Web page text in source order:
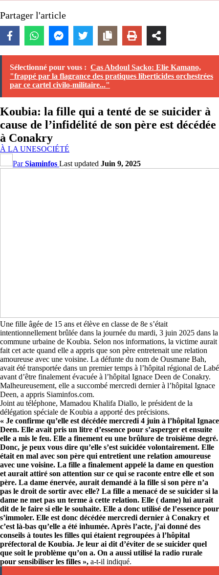
Partager l'article
Sélectionné pour vous : Cas Abdoul Sacko: Elie Kamano,
"frappé par la flagrance des pratiques liberticides orchestrées
par ce cartel civilo-militaire..."
Koubia: la fille qui a tenté de se suicider à
cause de l’infidélité de son père est décédée
à Conakry
À LA UNESOCIÉTÉ
ParSiaminfos Last updated Juin 9, 2025
Une fille âgée de 15 ans et élève en classe de 8e s’était
intentionnellement brûlée dans la journée du mardi, 3 juin 2025 dans la
commune urbaine de Koubia. Selon nos informations, la victime aurait
fait cet acte quand elle a appris que son père entretenait une relation
amoureuse avec une voisine. La défunte du nom de Ousmane Bah,
avait été transportée dans un premier temps à l’hôpital régional de Labé
avant d’être finalement évacuée à l’hôpital Ignace Deen de Conakry.
Malheureusement, elle a succombé mercredi dernier à l’hôpital Ignace
Deen, a appris Siaminfos.com.
Joint au téléphone, Mamadou Khalifa Diallo, le président de la
délégation spéciale de Koubia a apporté des précisions.
« Je confirme qu’elle est décédée mercredi 4 juin à l’hôpital Ignace
Deen. Elle avait pris un litre d’essence pour s’asperger et ensuite
elle a mis le feu. Elle a finement eu une brûlure de troisième degré.
Donc, je peux vous dire qu’elle s’est suicidée volontairement. Elle
était en mal avec son père qui entretient une relation amoureuse
avec une voisine. La fille a finalement appelé la dame en question
et aurait attiré son attention sur ce qui se raconte entre elle et son
père. La dame énervée, aurait demandé à la fille si son père n’a
pas le droit de sortir avec elle? La fille a menacé de se suicider si la
dame ne met pas un terme à cette relation. Elle ( dame) lui aurait
dit de le faire si elle le souhaite. Elle a donc utilisé de l’essence pour
s’immoler. Elle est donc décédée mercredi dernier à Conakry et
c’est là-bas qu’elle a été inhumée. Après l’acte, j’ai donné des
conseils à toutes les filles qui étaient regroupées à l’hôpital
préfectoral de Koubia. Je leur ai dit d’éviter de se suicider quel
que soit le problème qu’on a. On a aussi utilisé la radio rurale
pour sensibiliser les filles », a-t-il indiqué.